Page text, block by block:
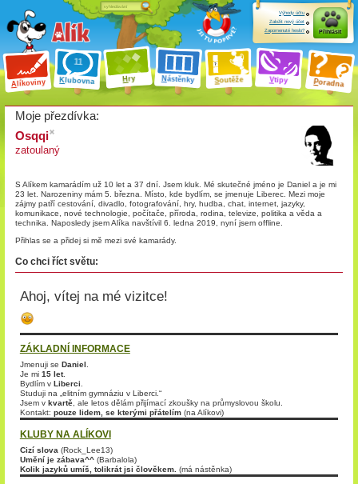
Alíkoviny Klubovna Hry Nástěnky Soutěže Vtipy Poradna
Výhody účtu
Založit nový účet
Zapomenuté heslo?
Přihlásit
Moje přezdívka:
Osqqi
zatoulaný
S Alíkem kamarádímuž 10 let a 37 dní. Jsem kluk. Mé skutečné jméno je Daniel a je mi
23 let. Narozeniny mám 5. března. Místo, kde bydlím, se jmenuje Liberec. Mezi moje
zájmy patří cestování, divadlo, fotografování, hry, hudba, chat, internet, jazyky,
komunikace, nové technologie, počítače, příroda, rodina, televize, politika a věda a
technika. Naposledy jsem Alíka navštívil 6. ledna 2019, nyní jsem offline.
Přihlas se a přidej si mě mezi své kamarády.
Co chci říct světu:
Ahoj, vítej na mé vizitce!
ZÁKLADNÍ INFORMACE
Jmenuji se Daniel .
Je mi 15 let.
Bydlím v Liberci.
Studuji na „elitním gymnáziu v Liberci.“
Jsem v kvartě, ale letos dělám přijímací zkoušky na průmyslovou školu.
Kontakt: pouze lidem, se kterými přátelím(na Alíkovi)
KLUBY NA ALÍKOVI
Cizí slova (Rock_Lee13)
Umění je zábava^^(Barbalola)
Kolik jazyků umíš, tolikrát jsi člověkem. (má nástěnka)